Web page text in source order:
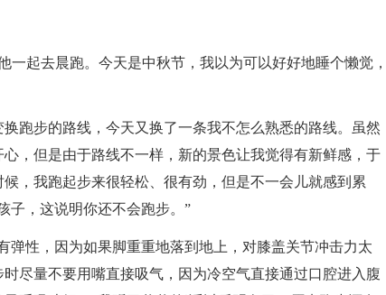
一起去晨跑。今天是中秋节，我以为可以好好地睡个懒觉，
跑步的路线，今天又换了一条我不怎么熟悉的路线。虽然
，但是由于路线不一样，新的景色让我觉得有新鲜感，于
，我跑起步来很轻松、很有劲，但是不一会儿就感到累
子，这说明你还不会跑步。”
弹性，因为如果脚重重地落到地上，对膝盖关节冲击力太
尽量不要用嘴直接吸气，因为冷空气直接通过口腔进入腹